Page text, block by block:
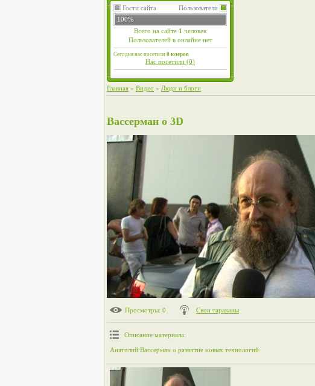
Пользователи
Гости сайта
100%
Всего на сайте 1 человек
Пользователей в онлайне нет
Сегодня нас посетили 0 юзеров
Нас посетили (0)
Главная » Видео » Люди и блоги
Вассерман о 3D
Просмотры: 0 Свои тараканы
Описание материала:
Анатолий Вассерман о развитие новых технологий.